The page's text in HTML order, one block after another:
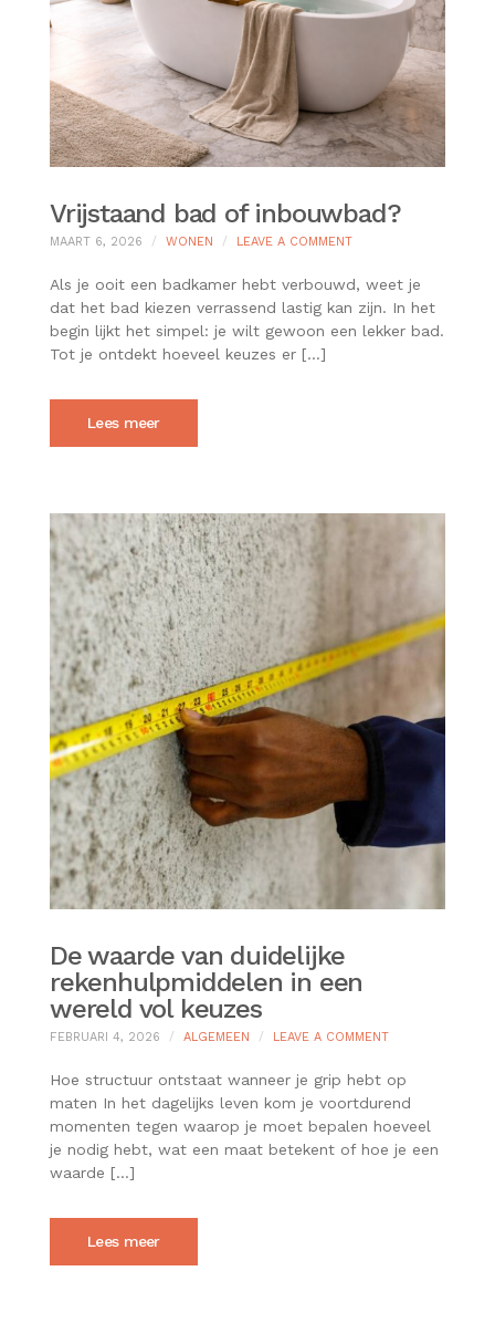
Vrijstaand bad of inbouwbad?
MAART 6, 2026 WONEN LEAVE A COMMENTON
BAD
INBOUWBAD?
Als je ooit een badkamer hebt verbouwd, weet je
dat het bad kiezen verrassend lastig kan zijn. In het
begin lijkt het simpel: je wilt gewoon een lekker bad.
Tot je ontdekt hoeveel keuzes er […]
Lees meer
De waarde van duidelijke
rekenhulpmiddelen in een
wereld vol keuzes
FEBRUARI 4, 2026 ALGEMEEN LEAVE A COMMENTON
VAN
DUIDELIJKE
IN
Hoe structuur ontstaat wanneer je grip hebt op
maten In het dagelijks leven kom je voortdurend
momenten tegen waarop je moet bepalen hoeveel
je nodig hebt, wat een maat betekent of hoe je een
waarde […]
Lees meer